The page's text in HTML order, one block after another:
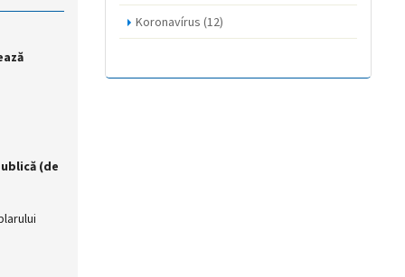
(de
Koronavírus (12)